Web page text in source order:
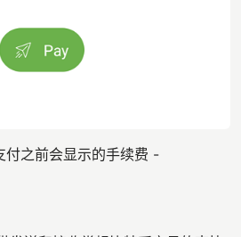
付之前会显示的手续费 -